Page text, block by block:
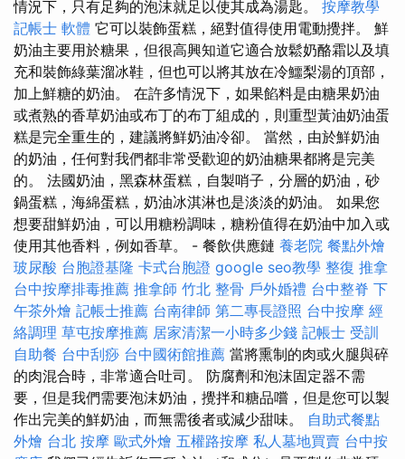
情況下，只有足夠的泡沫就足以使其成為湯匙。 按摩教學
記帳士 軟體 它可以裝飾蛋糕，絕對值得使用電動攪拌。 鮮
奶油主要用於糖果，但很高興知道它適合放鬆奶酪霜以及填
充和裝飾綠葉溜冰鞋，但也可以將其放在冷鱷梨湯的頂部，
加上鮮糖的奶油。 在許多情況下，如果餡料是由糖果奶油
或煮熟的香草奶油或布丁的布丁組成的，則重型黃油奶油蛋
糕是完全重生的，建議將鮮奶油冷卻。 當然，由於鮮奶油
的奶油，任何對我們都非常受歡迎的奶油糖果都將是完美
的。 法國奶油，黑森林蛋糕，自製哨子，分層的奶油，砂
鍋蛋糕，海綿蛋糕，奶油冰淇淋也是淡淡的奶油。 如果您
想要甜鮮奶油，可以用糖粉調味，糖粉值得在奶油中加入或
使用其他香料，例如香草。 - 餐飲供應鏈 養老院 餐點外燴
玻尿酸 台胞證基隆 卡式台胞證 google seo教學 整復 推拿
台中按摩排毒推薦 推拿師 竹北 整骨 戶外婚禮 台中整脊 下
午茶外燴 記帳士推薦 台南律師 第二專長證照 台中按摩 經
絡調理 草屯按摩推薦 居家清潔一小時多少錢 記帳士 受訓
自助餐 台中刮痧 台中國術館推薦 當將熏制的肉或火腿與碎
的肉混合時，非常適合吐司。 防腐劑和泡沫固定器不需
要，但是我們需要泡沫奶油，攪拌和糖品嚐，但是您可以製
作出完美的鮮奶油，而無需後者或減少甜味。 自助式餐點
外燴 台北 按摩 歐式外燴 五權路按摩 私人墓地買賣 台中按